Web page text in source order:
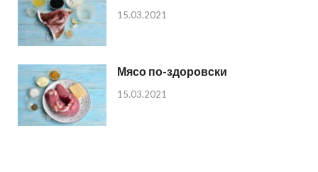
15.03.2021
Мясо по-здоровски
15.03.2021